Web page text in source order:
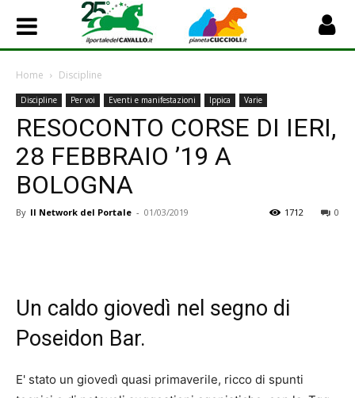
Home Discipline
Discipline Per voi Eventi e manifestazioni Ippica Varie
RESOCONTO CORSE DI IERI,
28 FEBBRAIO ’19 A
BOLOGNA
By Il Network del Portale - 01/03/2019 0
1712
Un caldo giovedì nel segno di
Poseidon Bar.
E' stato un giovedì quasi primaverile, ricco di spunti